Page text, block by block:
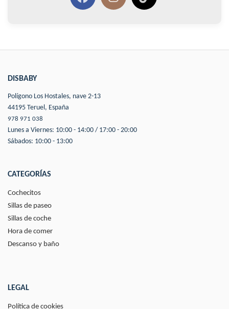
DISBABY
Polígono Los Hostales, nave 2-13
44195 Teruel, España
978 971 038
Lunes a Viernes: 10:00 - 14:00 / 17:00 - 20:00
Sábados: 10:00 - 13:00
CATEGORÍAS
Cochecitos
Sillas de paseo
Sillas de coche
Hora de comer
Descanso y baño
LEGAL
Política de cookies